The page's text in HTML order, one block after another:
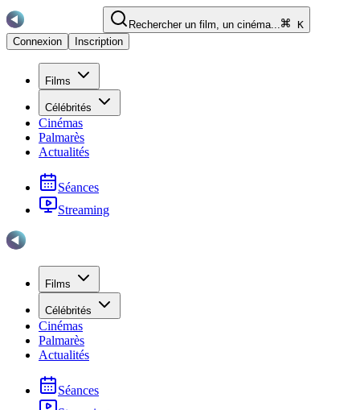
Rechercher un film, un cinéma...
K
Connexion
Inscription
Films
Célébrités
Cinémas
Palmarès
Actualités
Séances
Streaming
Films
Célébrités
Cinémas
Palmarès
Actualités
Séances